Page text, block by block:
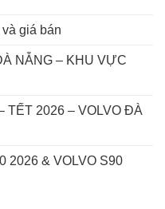
giá bán
NẴNG – KHU VỰC
TẾT 2026 – VOLVO ĐÀ
2026 & VOLVO S90